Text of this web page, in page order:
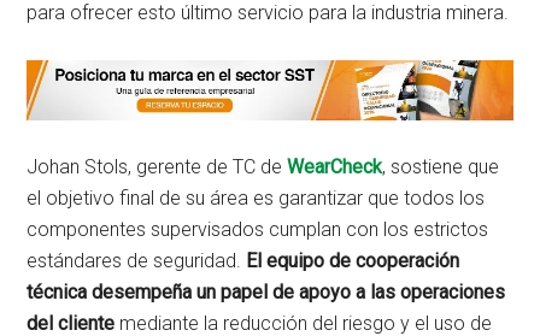
para ofrecer esto último servicio para la industria minera.
Johan Stols, gerente de TC deWearCheck, sostiene que
el objetivo final de su área es garantizar que todos los
componentes supervisados cumplan con los estrictos
estándares de seguridad. El equipo de cooperación
técnica desempeña un papel de apoyo a las operaciones
del cliente mediante la reducción del riesgo y el uso de